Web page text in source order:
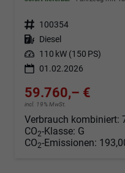
Fahrzeugnr. 100354
Kraftstoff Diesel
Leistung 110 kW (150 PS)
01.02.2026
59.760,– €
incl. 19% MwSt.
Verbrauch kombiniert:
CO2-Klasse: G
CO2-Emissionen: